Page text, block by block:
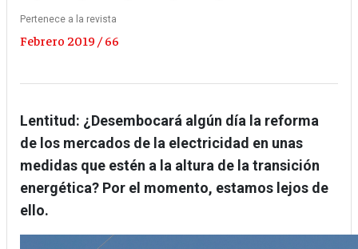
Pertenece a la revista
Febrero 2019 / 66
Lentitud: ¿Desembocará algún día la reforma
de los mercados de la electricidad en unas
medidas que estén a la altura de la transición
energética? Por el momento, estamos lejos de
ello.